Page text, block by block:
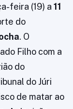
feira (19) a 11
do
. O
Filho com a
do
do Júri
de matar ao